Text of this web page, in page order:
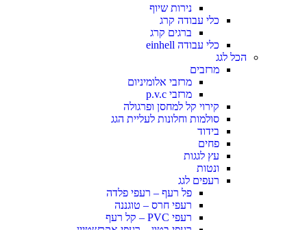
נירות שיוף
כלי עבודה קרג
ברגים קרג
כלי עבודה einhell
הכל לגג
מרזבים
מרזבי אלומיניום
מרזבי p.v.c
קירוי קל למחסן ופרגולה
סולמות וחלונות לעליית הגג
בידוד
פחים
עץ לגגות
ונטות
רעפים לגג
פל רעף – רעפי פלדה
רעפי חרס – טוגננה
רעפי PVC – קל רעף